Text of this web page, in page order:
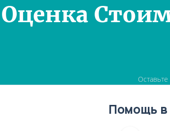
Оценка
Помощь в